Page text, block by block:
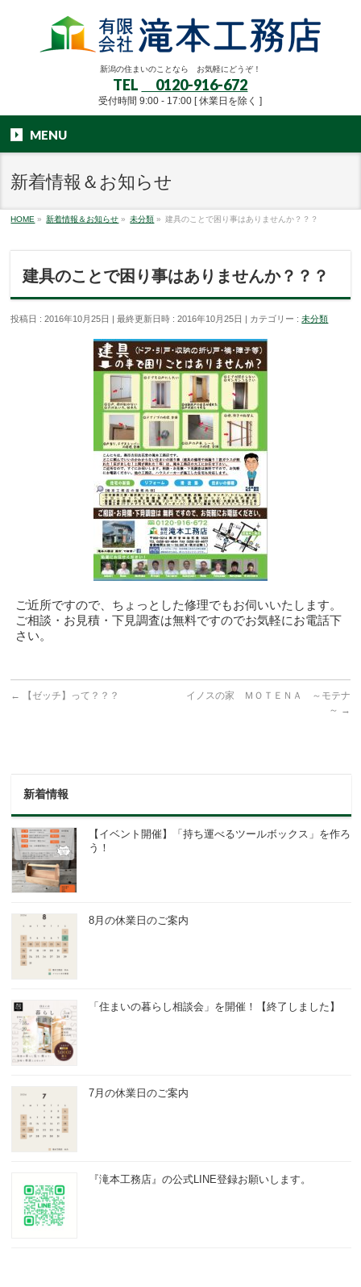
新潟の住まいのことなら お気軽にどうぞ！
TEL 0120-916-672
受付時間 9:00 - 17:00 [ 休業日を除く ]
MENU
新着情報＆お知らせ
HOME » 新着情報＆お知らせ » 未分類 » 建具のことで困り事はありませんか？？？
建具のことで困り事はありませんか？？？
投稿日 : 2016年10月25日 最終更新日時 : 2016年10月25日 カテゴリー :未分類
ご近所ですので、ちょっとした修理でもお伺いいたします。
ご相談・お見積・下見調査は無料ですのでお気軽にお電話下
さい。
← 【ゼッチ】って？？？
イノスの家 ＭＯＴＥＮＡ ～モテナ
～ →
新着情報
【イベント開催】「持ち運べるツールボックス」を作ろ
う！
8月の休業日のご案内
「住まいの暮らし相談会」を開催！【終了しました】
7月の休業日のご案内
『滝本工務店』の公式LINE登録お願いします。